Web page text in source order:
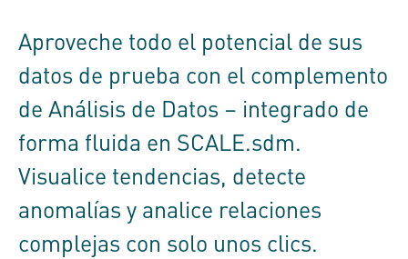
Aproveche todo el potencial de sus
datos de prueba con el complemento
de Análisis de Datos – integrado de
forma fluida en SCALE.sdm.
Visualice tendencias, detecte
anomalías y analice relaciones
complejas con solo unos clics.